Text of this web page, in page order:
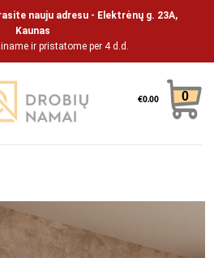
nauju adresu - Elektrėnų g. 23A,
Kaunas
ir pristatome per 4 d.d.
€0.00 0